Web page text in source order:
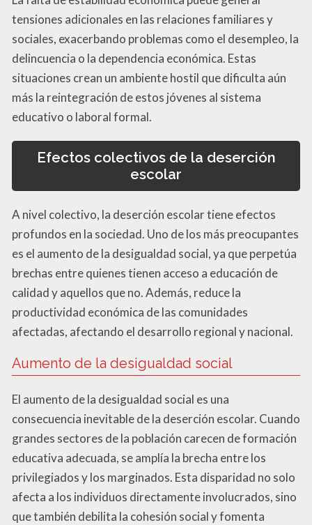
tensiones adicionales en las relaciones familiares y
sociales, exacerbando problemas como el desempleo, la
delincuencia o la dependencia económica. Estas
situaciones crean un ambiente hostil que dificulta aún
más la reintegración de estos jóvenes al sistema
educativo o laboral formal.
Efectos colectivos de la deserción
escolar
A nivel colectivo, la deserción escolar tiene efectos
profundos en la sociedad. Uno de los más preocupantes
es el aumento de la desigualdad social, ya que perpetúa
brechas entre quienes tienen acceso a educación de
calidad y aquellos que no. Además, reduce la
productividad económica de las comunidades
afectadas, afectando el desarrollo regional y nacional.
Aumento de la desigualdad social
El aumento de la desigualdad social es una
consecuencia inevitable de la deserción escolar. Cuando
grandes sectores de la población carecen de formación
educativa adecuada, se amplía la brecha entre los
privilegiados y los marginados. Esta disparidad no solo
afecta a los individuos directamente involucrados, sino
que también debilita la cohesión social y fomenta